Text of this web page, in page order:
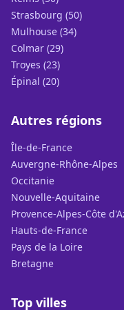
Strasbourg (50)
Mulhouse (34)
Colmar (29)
Troyes (23)
Épinal (20)
Autres régions
Île-de-France
Auvergne-Rhône-Alpes
Occitanie
Nouvelle-Aquitaine
Provence-Alpes-Côte
Hauts-de-France
Pays de la Loire
Bretagne
Top villes